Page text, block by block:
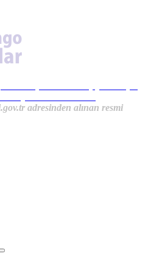
adresinden alınan resmi